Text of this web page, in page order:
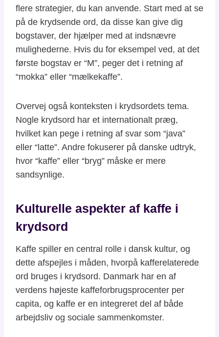
flere strategier, du kan anvende. Start med at se
på de krydsende ord, da disse kan give dig
bogstaver, der hjælper med at indsnævre
mulighederne. Hvis du for eksempel ved, at det
første bogstav er “M”, peger det i retning af
“mokka” eller “mælkekaffe”.
Overvej også konteksten i krydsordets tema.
Nogle krydsord har et internationalt præg,
hvilket kan pege i retning af svar som “java”
eller “latte”. Andre fokuserer på danske udtryk,
hvor “kaffe” eller “bryg” måske er mere
sandsynlige.
Kulturelle aspekter af kaffe i
krydsord
Kaffe spiller en central rolle i dansk kultur, og
dette afspejles i måden, hvorpå kafferelaterede
ord bruges i krydsord. Danmark har en af
verdens højeste kaffeforbrugsprocenter per
capita, og kaffe er en integreret del af både
arbejdsliv og sociale sammenkomster.